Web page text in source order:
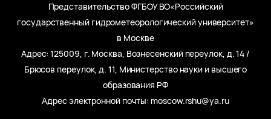
Представительство ФГБОУ ВО«Российский
государственный гидрометеорологический университет»
в Москве
Адрес: 125009, г. Москва, Вознесенский переулок, д. 14 /
Брюсов переулок, д. 11, Министерство науки и высшего
образования РФ
Адрес электронной почты: moscow.rshu@ya.ru